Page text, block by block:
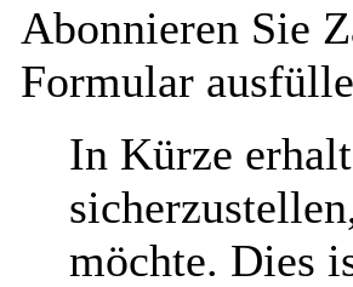
Abonnieren Sie
Formular
In Kürze
möchte. Dies